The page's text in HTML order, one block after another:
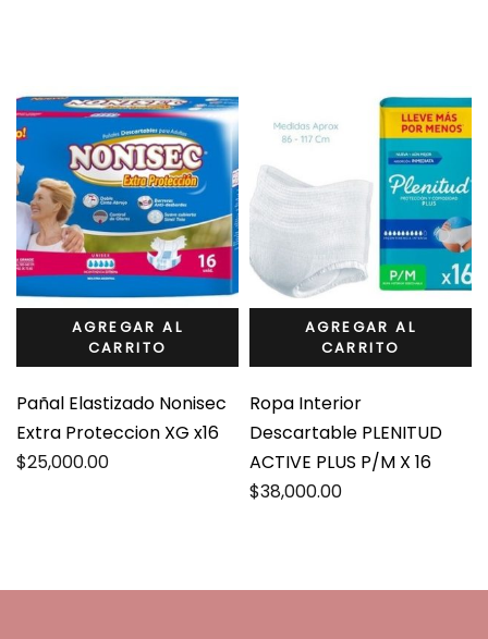
AGREGAR AL
CARRITO
Pañal Elastizado Nonisec
Extra Proteccion XG x16
$25,000.00
AGREGAR AL
CARRITO
Ropa Interior
Descartable PLENITUD
ACTIVE PLUS P/M X 16
$38,000.00